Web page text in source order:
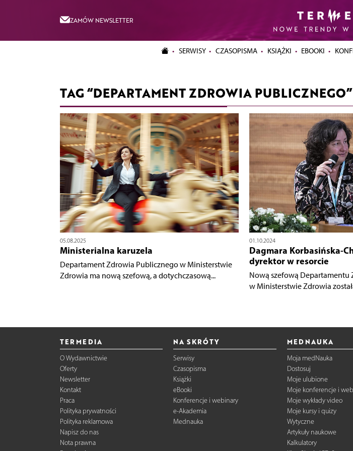
ZAMÓW NEWSLETTER
SERWISY CZASOPISMA KSIĄŻKI EBOOKI
TAG “DEPARTAMENT ZDROWIA PUBLICZNEGO”
05.08.2025
Ministerialna karuzela
Departament Zdrowia Publicznego w Ministerstwie
Zdrowia ma nową szefową, a dotychczasową...
01.10.2024
Dagmara Korbasińska-
dyrektor w resorcie
Nową szefową
w Ministerstwie Zdrowia
TERMEDIA
O Wydawnictwie
Oferty
Newsletter
Kontakt
Praca
Polityka prywatności
Polityka reklamowa
Napisz do nas
Nota prawna
NA SKRÓTY
Serwisy
Czasopisma
Książki
eBooki
Konferencje i webinary
e-Akademia
Mednauka
MEDNAUKA
Moja medNauka
Dostosuj
Moje ulubione
Moje konferencje i
Moje wykłady video
Moje kursy i quizy
Wytyczne
Artykuły naukowe
Kalkulatory